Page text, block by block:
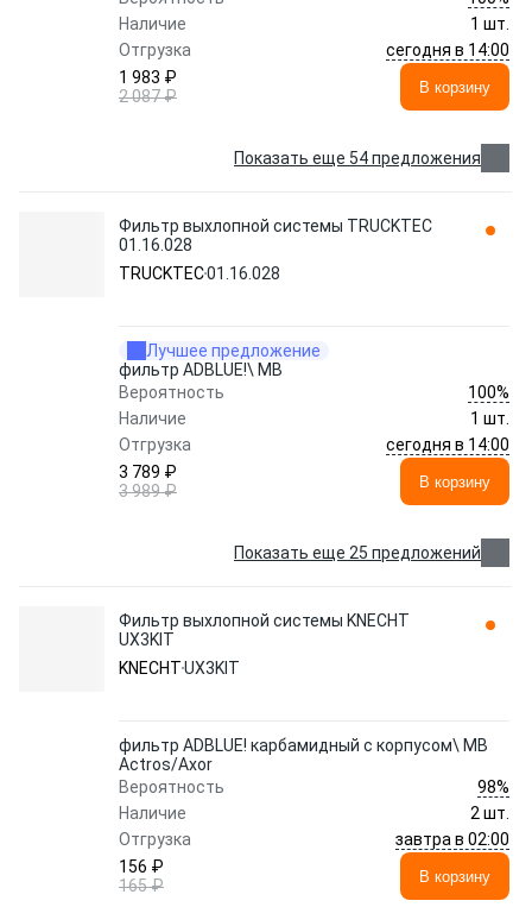
Наличие
1 шт.
Отгрузка
сегодня в 14:00
1 983 ₽
2 087 ₽
В корзину
Показать еще 54 предложения
Фильтр выхлопной системы TRUCKTEC
01.16.028
TRUCKTEC01.16.028
Лучшее предложение
фильтр ADBLUE!\ MB
Вероятность
100%
Наличие
1 шт.
Отгрузка
сегодня в 14:00
3 789 ₽
3 989 ₽
В корзину
Показать еще 25 предложений
Фильтр выхлопной системы KNECHT
UX3KIT
KNECHTUX3KIT
фильтр ADBLUE! карбамидный с корпусом\ MB
Actros/Axor
Вероятность
98%
Наличие
2 шт.
Отгрузка
завтра в 02:00
156 ₽
165 ₽
В корзину